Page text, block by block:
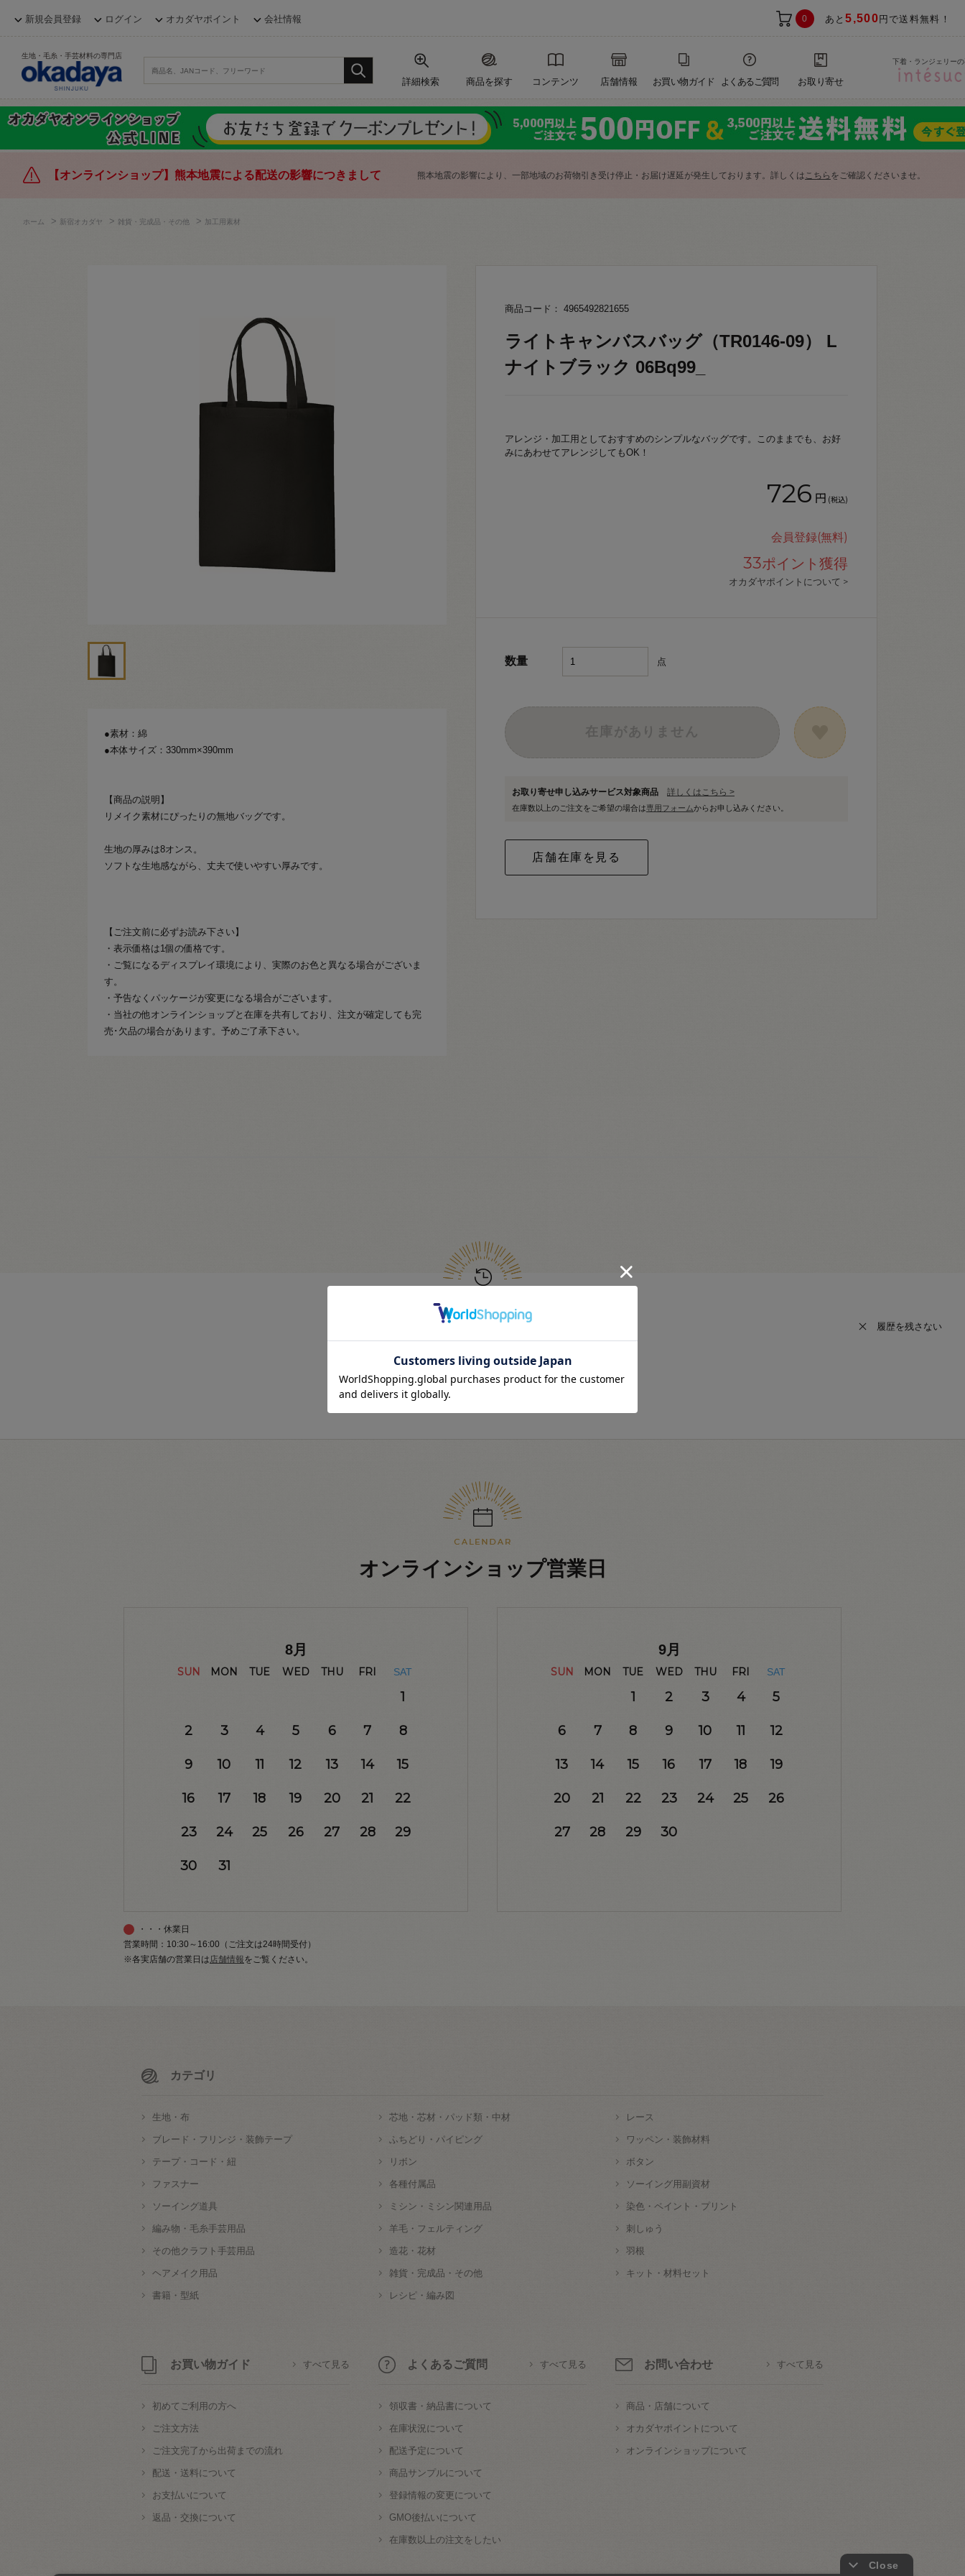
新規会員登録 ログイン オカダヤポイント 会社情報 0 あと5,500 円で送料無料！
生地・毛糸・手芸材料の専門店
詳細検索 商品を探す コンテンツ 店舗情報 お買い物ガイド よくあるご質問 お取り寄せ
下着・ランジェリー
【オンラインショップ】熊本地震による配送の影響につきまして 熊本地震の影響により、一部地域のお荷物引き受け停止・お届け遅延が発生しております。詳しくはこちら をご確認くださいませ。
ホーム > 新宿オカダヤ > 雑貨・完成品・その他 > 加工用素材
●素材：綿
●本体サイズ：330mm×390mm
【商品の説明】
リメイク素材にぴったりの無地バッグです。
生地の厚みは8オンス。
ソフトな生地感ながら、丈夫で使いやすい厚みです。
【ご注文前に必ずお読み下さい】
・表示価格は1個の価格です。
・ご覧になるディスプレイ環境により、実際のお色と異なる場合がございま
す。
・予告なくパッケージが変更になる場合がございます。
・当社の他オンラインショップと在庫を共有しており、注文が確定しても完
売･欠品の場合があります。予めご了承下さい。
商品コード： 4965492821655
ライトキャンバスバッグ（TR0146-09） L
ナイトブラック 06Bq99_
アレンジ・加工用としておすすめのシンプルなバッグです。このままでも、お好
みにあわせてアレンジしてもOK！
726 円 (税込)
会員登録(無料)
33ポイント獲得
オカダヤポイントについて >
数量 点
お取り寄せ申し込みサービス対象商品 詳しくはこちら >
在庫数以上のご注文をご希望の場合は専用フォームからお申し込みください。
最近見た商品 履歴を残さない
オンラインショップ営業日
8月
SUN MON TUE WED THU FRI SAT
1
2 3 4 5 6 7 8
9 10 11 12 13 14 15
16 17 18 19 20 21 22
23 24 25 26 27 28 29
30 31
9月
SUN MON TUE WED THU FRI SAT
1 2 3 4 5
6 7 8 9 10 11 12
13 14 15 16 17 18 19
20 21 22 23 24 25 26
27 28 29 30
・・・休業日
営業時間：10:30～16:00（ご注文は24時間受付）
※各実店舗の営業日は店舗情報をご覧ください。
カテゴリ
生地・布 芯地・芯材・パッド類・中材 レース
ブレード・フリンジ・装飾テープ ふちどり・パイピング ワッペン・装飾材料
テープ・コード・紐 リボン ボタン
ファスナー 各種付属品 ソーイング用副資材
ソーイング道具 ミシン・ミシン関連用品 染色・ペイント・プリント
編み物・毛糸手芸用品 羊毛・フェルティング 刺しゅう
その他クラフト手芸用品 造花・花材 羽根
ヘアメイク用品 雑貨・完成品・その他 キット・材料セット
書籍・型紙 レシピ・編み図
お買い物ガイド すべて見る
初めてご利用の方へ
ご注文方法
ご注文完了から出荷までの流れ
配送・送料について
お支払いについて
返品・交換について
よくあるご質問 すべて見る
領収書・納品書について
在庫状況について
配送予定について
商品サンプルについて
登録情報の変更について
GMO後払いについて
在庫数以上の注文をしたい
お問い合わせ すべて見る
商品・店舗について
オカダヤポイントについて
オンラインショップについて